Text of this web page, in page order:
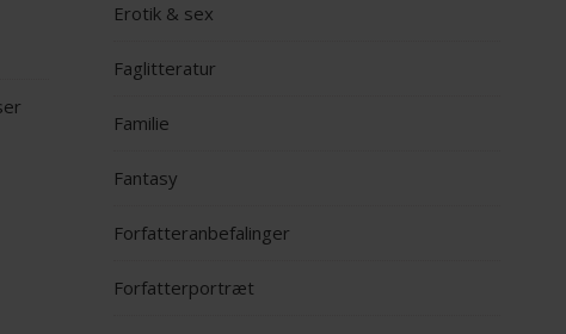
Erotik & sex
Faglitteratur
Familie
Fantasy
Forfatteranbefalinger
Forfatterportræt